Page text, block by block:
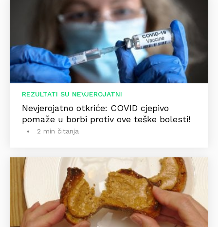
REZULTATI SU NEVJEROJATNI
Nevjerojatno otkriće: COVID cjepivo
pomaže u borbi protiv ove teške bolesti!
2 min čitanja